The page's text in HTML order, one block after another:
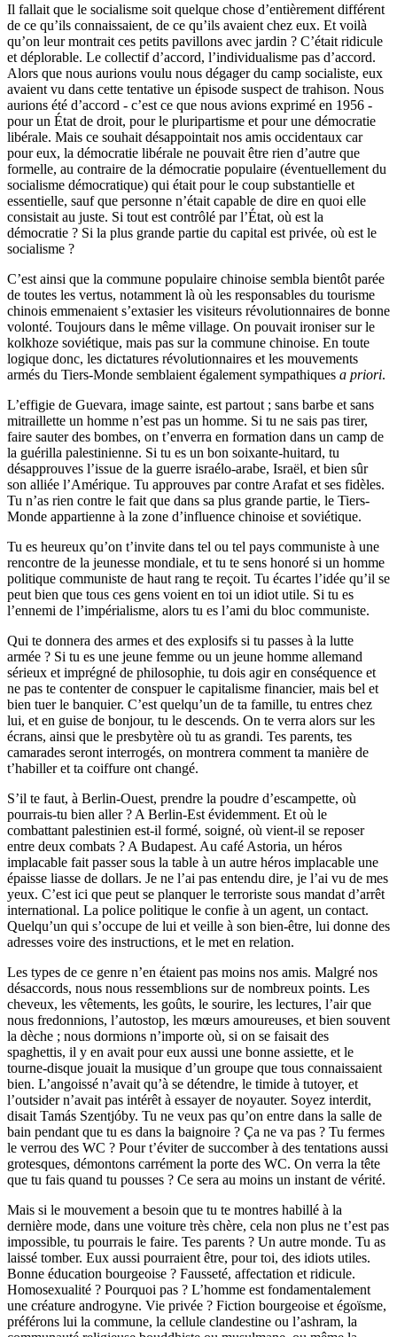
Il fallait que le socialisme soit quelque chose d’entièrement différent
de ce qu’ils connaissaient, de ce qu’ils avaient chez eux. Et voilà
qu’on leur montrait ces petits pavillons avec jardin ? C’était ridicule
et déplorable. Le collectif d’accord, l’individualisme pas d’accord.
Alors que nous aurions voulu nous dégager du camp socialiste, eux
avaient vu dans cette tentative un épisode suspect de trahison. Nous
aurions été d’accord - c’est ce que nous avions exprimé en 1956 -
pour un État de droit, pour le pluripartisme et pour une démocratie
libérale. Mais ce souhait désappointait nos amis occidentaux car
pour eux, la démocratie libérale ne pouvait être rien d’autre que
formelle, au contraire de la démocratie populaire (éventuellement du
socialisme démocratique) qui était pour le coup substantielle et
essentielle, sauf que personne n’était capable de dire en quoi elle
consistait au juste. Si tout est contrôlé par l’État, où est la
démocratie ? Si la plus grande partie du capital est privée, où est le
socialisme ?
C’est ainsi que la commune populaire chinoise sembla bientôt parée
de toutes les vertus, notamment là où les responsables du tourisme
chinois emmenaient s’extasier les visiteurs révolutionnaires de bonne
volonté. Toujours dans le même village. On pouvait ironiser sur le
kolkhoze soviétique, mais pas sur la commune chinoise. En toute
logique donc, les dictatures révolutionnaires et les mouvements
armés du Tiers-Monde semblaient également sympathiques a priori.
L’effigie de Guevara, image sainte, est partout ; sans barbe et sans
mitraillette un homme n’est pas un homme. Si tu ne sais pas tirer,
faire sauter des bombes, on t’enverra en formation dans un camp de
la guérilla palestinienne. Si tu es un bon soixante-huitard, tu
désapprouves l’issue de la guerre israélo-arabe, Israël, et bien sûr
son alliée l’Amérique. Tu approuves par contre Arafat et ses fidèles.
Tu n’as rien contre le fait que dans sa plus grande partie, le Tiers-
Monde appartienne à la zone d’influence chinoise et soviétique.
Tu es heureux qu’on t’invite dans tel ou tel pays communiste à une
rencontre de la jeunesse mondiale, et tu te sens honoré si un homme
politique communiste de haut rang te reçoit. Tu écartes l’idée qu’il se
peut bien que tous ces gens voient en toi un idiot utile. Si tu es
l’ennemi de l’impérialisme, alors tu es l’ami du bloc communiste.
Qui te donnera des armes et des explosifs si tu passes à la lutte
armée ? Si tu es une jeune femme ou un jeune homme allemand
sérieux et imprégné de philosophie, tu dois agir en conséquence et
ne pas te contenter de conspuer le capitalisme financier, mais bel et
bien tuer le banquier. C’est quelqu’un de ta famille, tu entres chez
lui, et en guise de bonjour, tu le descends. On te verra alors sur les
écrans, ainsi que le presbytère où tu as grandi. Tes parents, tes
camarades seront interrogés, on montrera comment ta manière de
t’habiller et ta coiffure ont changé.
S’il te faut, à Berlin-Ouest, prendre la poudre d’escampette, où
pourrais-tu bien aller ? A Berlin-Est évidemment. Et où le
combattant palestinien est-il formé, soigné, où vient-il se reposer
entre deux combats ? A Budapest. Au café Astoria, un héros
implacable fait passer sous la table à un autre héros implacable une
épaisse liasse de dollars. Je ne l’ai pas entendu dire, je l’ai vu de mes
yeux. C’est ici que peut se planquer le terroriste sous mandat d’arrêt
international. La police politique le confie à un agent, un contact.
Quelqu’un qui s’occupe de lui et veille à son bien-être, lui donne des
adresses voire des instructions, et le met en relation.
Les types de ce genre n’en étaient pas moins nos amis. Malgré nos
désaccords, nous nous ressemblions sur de nombreux points. Les
cheveux, les vêtements, les goûts, le sourire, les lectures, l’air que
nous fredonnions, l’autostop, les mœurs amoureuses, et bien souvent
la dèche ; nous dormions n’importe où, si on se faisait des
spaghettis, il y en avait pour eux aussi une bonne assiette, et le
tourne-disque jouait la musique d’un groupe que tous connaissaient
bien. L’angoissé n’avait qu’à se détendre, le timide à tutoyer, et
l’outsider n’avait pas intérêt à essayer de noyauter. Soyez interdit,
disait Tamás Szentjóby. Tu ne veux pas qu’on entre dans la salle de
bain pendant que tu es dans la baignoire ? Ça ne va pas ? Tu fermes
le verrou des WC ? Pour t’éviter de succomber à des tentations aussi
grotesques, démontons carrément la porte des WC. On verra la tête
que tu fais quand tu pousses ? Ce sera au moins un instant de vérité.
Mais si le mouvement a besoin que tu te montres habillé à la
dernière mode, dans une voiture très chère, cela non plus ne t’est pas
impossible, tu pourrais le faire. Tes parents ? Un autre monde. Tu as
laissé tomber. Eux aussi pourraient être, pour toi, des idiots utiles.
Bonne éducation bourgeoise ? Fausseté, affectation et ridicule.
Homosexualité ? Pourquoi pas ? L’homme est fondamentalement
une créature androgyne. Vie privée ? Fiction bourgeoise et égoïsme,
préférons lui la commune, la cellule clandestine ou l’ashram, la